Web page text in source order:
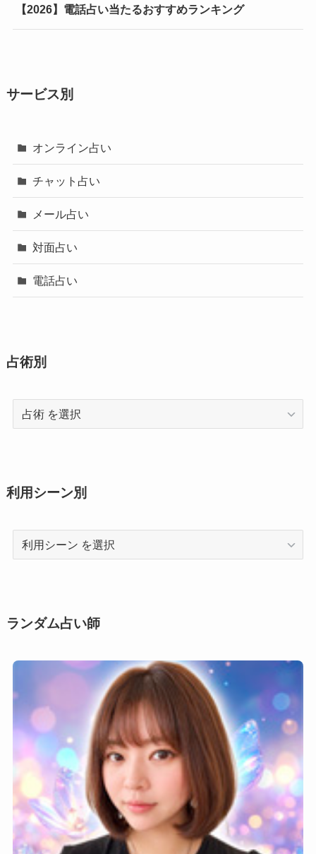
【2026】電話占い当たるおすすめランキング
サービス別
オンライン占い
チャット占い
メール占い
対面占い
電話占い
占術別
術
利用シーン別
利
用
ン
ランダム占い師